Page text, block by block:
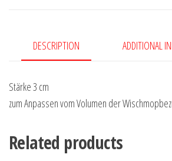
DESCRIPTION ADDITIONAL
Stärke 3 cm
zum Anpassen vom Volumen der
Related products